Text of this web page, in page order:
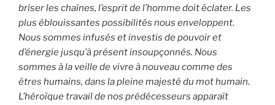
briser les chaînes, l’esprit de l’homme doit éclater. Les
plus éblouissantes possibilités nous enveloppent.
Nous sommes infusés et investis de pouvoir et
d’énergie jusqu’à présent insoupçonnés. Nous
sommes à la veille de vivre à nouveau comme des
êtres humains, dans la pleine majesté du mot humain.
L’héroïque travail de nos prédécesseurs apparaît